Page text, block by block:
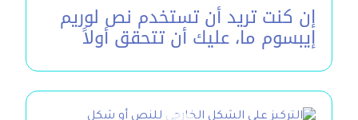
إن كنت تريد أن تستخدم نص لوريم
إيبسوم ما، عليك أن تتحقق أولاً